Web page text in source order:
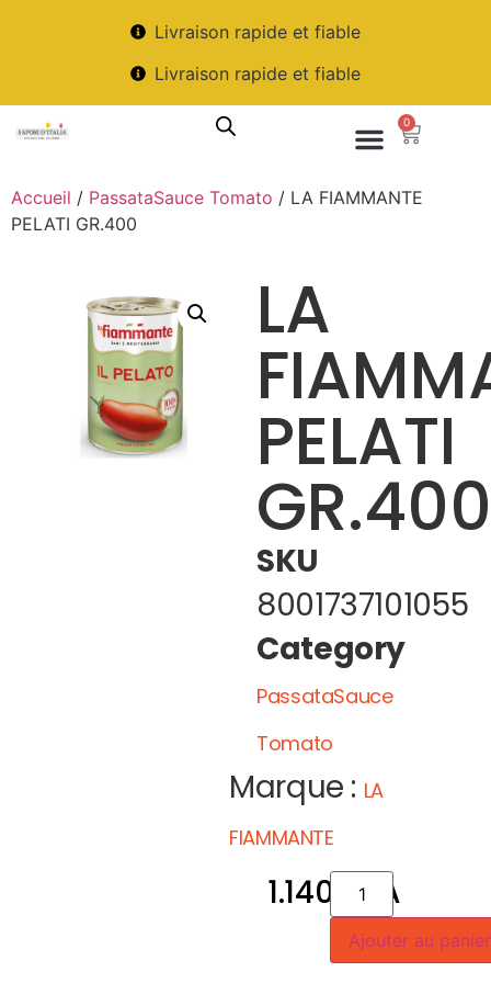
Livraison rapide et fiable
Livraison rapide et fiable
0
Accueil / PassataSauce Tomato / LA FIAMMANTE
PELATI GR.400
LA
PELATI
GR.400
SKU
8001737101055
Category
PassataSauce
Tomato
Marque : LA
FIAMMANTE
1.140 CFA
Ajouter au panier